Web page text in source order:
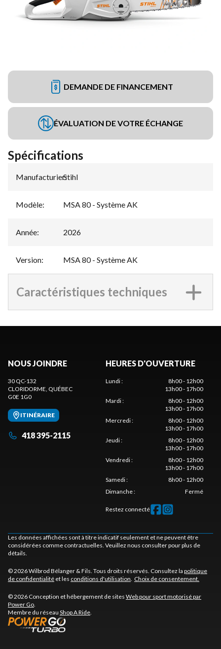
DEMANDE DE FINANCEMENT
ÉVALUATION DE VOTRE ÉCHANGE
Spécifications
Manufacturier:
Stihl
Modèle: MSA 80 - Système AK
Année: 2026
Version: MSA 80 - Système AK
Caractéristiques techniques
NOUS JOINDRE
30 QC-132
CLORIDORME, QUÉBEC
G0E 1G0
ITINÉRAIRE
418 395-2115
HEURES D'OUVERTURE
Lundi:
8h00 - 12h00
13h00 - 17h00
Mardi:
8h00 - 12h00
13h00 - 17h00
Mercredi:
8h00 - 12h00
13h00 - 17h00
Jeudi:
8h00 - 12h00
13h00 - 17h00
Vendredi:
8h00 - 12h00
13h00 - 17h00
Samedi:
8h00 - 12h00
Dimanche: Fermé
Restez connecté
Les données affichées sont à titre indicatif seulement et ne peuvent être
considérées comme contractuelles. Veuillez nous consulter pour plus de
détails.
© 2026 Wilbrod Bélanger & Fils. Tous droits réservés. Consultez la politique
de confidentialité et les conditions d'utilisation. Choix de consentement.
© 2026 Conception et hébergement de sites Web pour sport motorisé par
Power Go.
Membre du réseau Shop A Ride.